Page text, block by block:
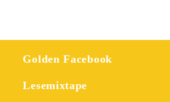
Golden Facebook
Lesemixtape